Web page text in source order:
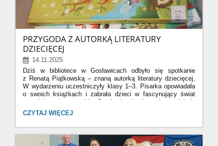
PRZYGODA Z AUTORKĄ LITERATURY
DZIECIĘCEJ
14.11.2025
Dziś w bibliotece w Gosławicach odbyło się spotkanie
z Renatą Piątkowską – znaną autorką literatury dziecięcej.
W wydarzeniu uczestniczyły klasy 1–3. Pisarka opowiadała
o swoich książkach i zabrała dzieci w fascynujący świat
czytelniczych przygód. Spotkanie bardzo się podobało
uczniom, którzy z zainteresowaniem słuchali i aktywnie
uczestniczyli w rozmowie. Okazało się ono pouczającą
lekcją w której autorka zachęciła młodych czytelników
do dalszego odkrywania świata książek.
PRZYGODA
AUTORKĄ
LITERATURY
DZIECIĘCEJ:
CZYTAJ WIĘCEJ